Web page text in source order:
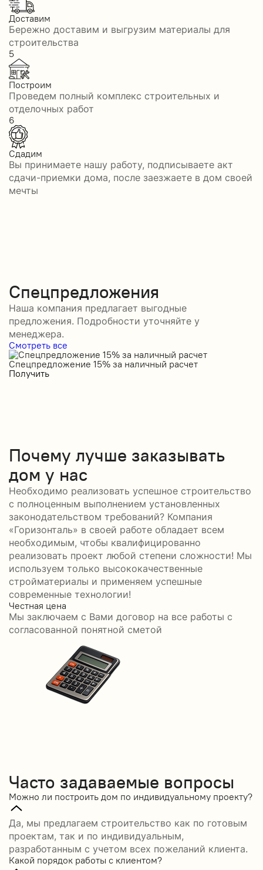
Доставим
Бережно доставим и выгрузим материалы для
строительства
5
Построим
Проведем полный комплекс строительных и
отделочных работ
6
Сдадим
Вы принимаете нашу работу, подписываете акт
сдачи-приемки дома, после заезжаете в дом своей
мечты
Спецпредложения
Наша компания предлагает выгодные
предложения. Подробности уточняйте у
менеджера.
Смотреть все
Спецпредложение 15% за наличный расчет
Получить
Почему лучше заказывать
дом у нас
Необходимо реализовать успешное строительство
с полноценным выполнением установленных
законодательством требований? Компания
«Горизонталь» в своей работе обладает всем
необходимым, чтобы квалифицированно
реализовать проект любой степени сложности! Мы
используем только высококачественные
стройматериалы и применяем успешные
современные технологии!
Честная цена
Мы заключаем с Вами договор на все работы с
согласованной понятной сметой
Часто задаваемые вопросы
Можно ли построить дом по индивидуальному проекту?
Да, мы предлагаем строительство как по готовым
проектам, так и по индивидуальным,
разработанным с учетом всех пожеланий клиента.
Какой порядок работы с клиентом?